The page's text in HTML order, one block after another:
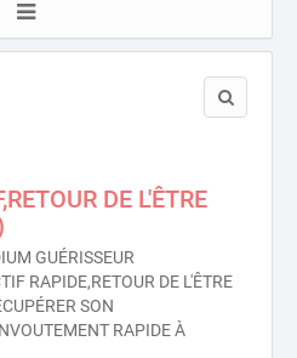
DE L'ÊTRE
GUÉRISSEUR
RAPIDE,RETOUR DE L'ÊTRE
SON
RAPIDE À